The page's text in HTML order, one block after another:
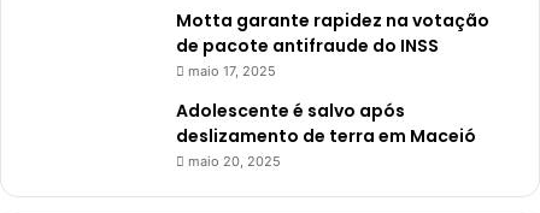
Motta garante rapidez na votação
de pacote antifraude do INSS
maio 17, 2025
Adolescente é salvo após
deslizamento de terra em Maceió
maio 20, 2025